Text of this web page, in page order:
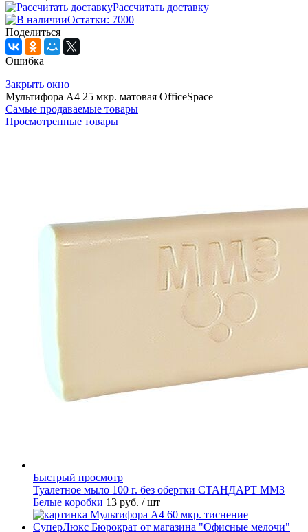
Рассчитать доставку
Остатки: 7000
Поделиться
Ошибка
Закрыть окно
Мультифора А4 25 мкр. матовая OfficeSpace
Самые продаваемые товары
Просмотренные товары
Быстрый просмотр
Туалетное мыло 100 г. без обертки СТАНДАРТ ММЗ
Белые коробки 13 руб. / шт